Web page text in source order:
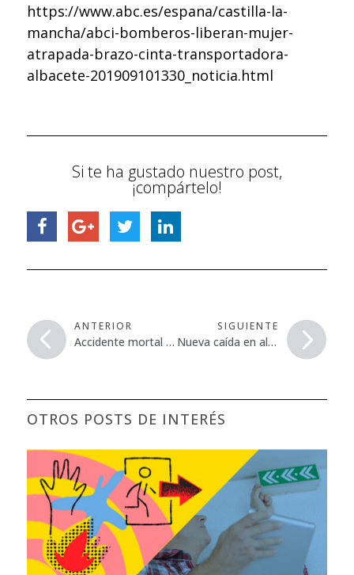
https://www.abc.es/espana/castilla-la-
mancha/abci-bomberos-liberan-mujer-
atrapada-brazo-cinta-transportadora-
albacete-201909101330_noticia.html
Si te ha gustado nuestro post,
¡compártelo!
ANTERIOR
Accidente mortal en Corvera (Avilés)
SIGUIENTE
Nueva caída en altura deja a un trabajador herido grave
OTROS POSTS DE INTERÉS